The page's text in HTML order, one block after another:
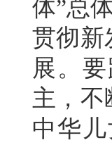
体”总
贯彻新
展。
主，
中华